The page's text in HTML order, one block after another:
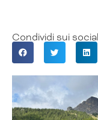
Condividi sui social